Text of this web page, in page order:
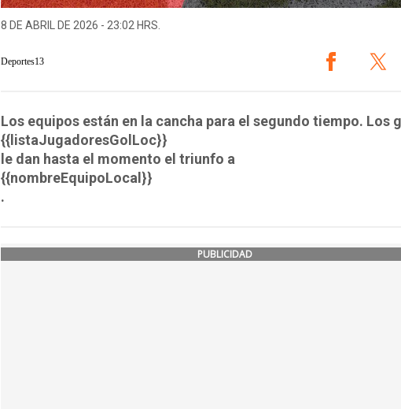
8 DE ABRIL DE 2026 - 23:02 HRS.
Deportes13
Los equipos están en la cancha para el segundo tiempo. Los
{{listaJugadoresGolLoc}}
le dan hasta el momento el triunfo a
{{nombreEquipoLocal}}
.
PUBLICIDAD